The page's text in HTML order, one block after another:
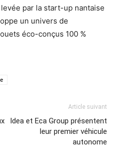
par la start-up nantaise
un univers de
éco-conçus 100 %
Article suivant
Idea et Eca Group présentent
leur premier véhicule
autonome